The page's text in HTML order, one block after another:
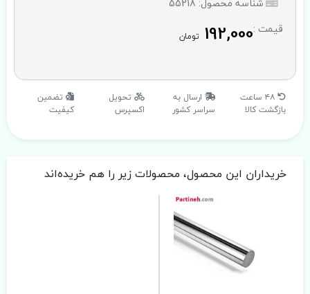
قیمت :192,000 تومان
۴۸ ساعت
بازگشت کالا
ارسال به
سراسر کشور
تحویل
اکسپرس
تضمین
کیفیت
خریداران این محصول، محصولات زیر را هم خریده‌اند